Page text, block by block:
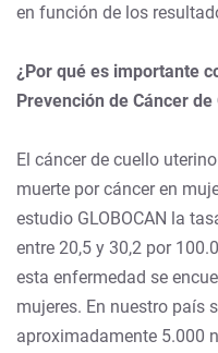
en función de los
¿Por qué es importante
Prevención de Cáncer
El cáncer de cuello
muerte por cáncer en
estudio GLOBOCAN la
entre 20,5 y 30,2 por
esta enfermedad se
mujeres. En nuestro país
aproximadamente 5.000